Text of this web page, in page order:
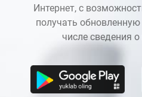
Интернет, с
получать
числе сведения